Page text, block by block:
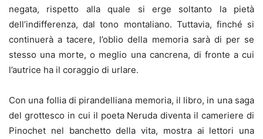
negata, rispetto alla quale si erge soltanto la pietà
dell’indifferenza, dal tono montaliano. Tuttavia, finché si
continuerà a tacere, l’oblio della memoria sarà di per se
stesso una morte, o meglio una cancrena, di fronte a cui
l’autrice ha il coraggio di urlare.
Con una follia di pirandelliana memoria, il libro, in una saga
del grottesco in cui il poeta Neruda diventa il cameriere di
Pinochet nel banchetto della vita, mostra ai lettori una